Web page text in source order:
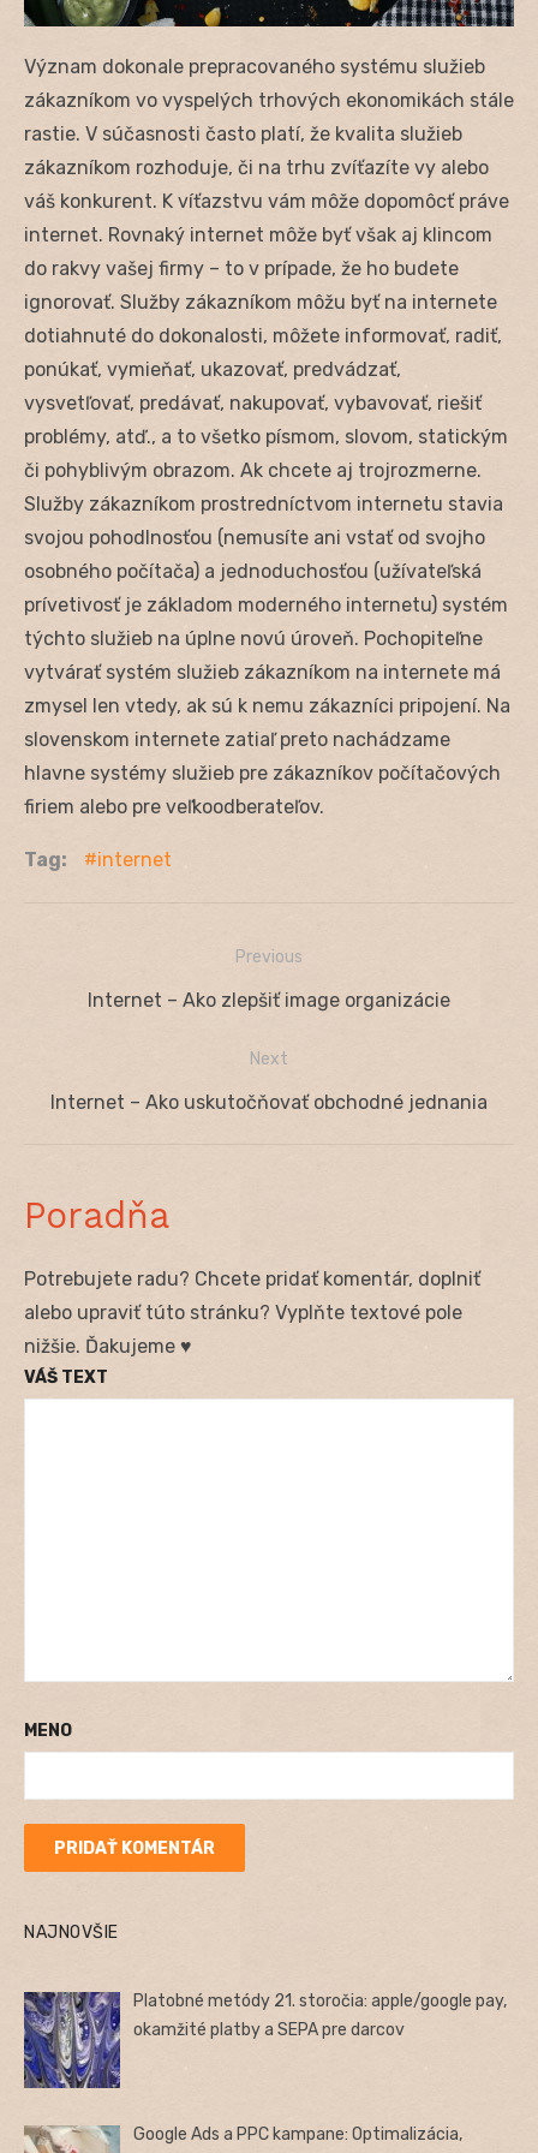
Význam dokonale prepracovaného systému služieb
zákazníkom vo vyspelých trhových ekonomikách stále
rastie. V súčasnosti často platí, že kvalita služieb
zákazníkom rozhoduje, či na trhu zvíťazíte vy alebo
váš konkurent. K víťazstvu vám môže dopomôcť práve
internet. Rovnaký internet môže byť však aj klincom
do rakvy vašej firmy – to v prípade, že ho budete
ignorovať. Služby zákazníkom môžu byť na internete
dotiahnuté do dokonalosti, môžete informovať, radiť,
ponúkať, vymieňať, ukazovať, predvádzať,
vysvetľovať, predávať, nakupovať, vybavovať, riešiť
problémy, atď., a to všetko písmom, slovom, statickým
či pohyblivým obrazom. Ak chcete aj trojrozmerne.
Služby zákazníkom prostredníctvom internetu stavia
svojou pohodlnosťou (nemusíte ani vstať od svojho
osobného počítača) a jednoduchosťou (užívateľská
prívetivosť je základom moderného internetu) systém
týchto služieb na úplne novú úroveň. Pochopiteľne
vytvárať systém služieb zákazníkom na internete má
zmysel len vtedy, ak sú k nemu zákazníci pripojení. Na
slovenskom internete zatiaľ preto nachádzame
hlavne systémy služieb pre zákazníkov počítačových
firiem alebo pre veľkoodberateľov.
Tag: internet
Navigácia
Previous
Previous
Internet – Ako zlepšiť image organizácie
Next
Next
Internet – Ako uskutočňovať obchodné jednania
Poradňa
Potrebujete radu? Chcete pridať komentár, doplniť
alebo upraviť túto stránku? Vyplňte textové pole
nižšie. Ďakujeme ♥
VÁŠ TEXT
MENO
NAJNOVŠIE
Platobné metódy 21. storočia: apple/google pay,
okamžité platby a SEPA pre darcov
Google Ads a PPC kampane: Optimalizácia,